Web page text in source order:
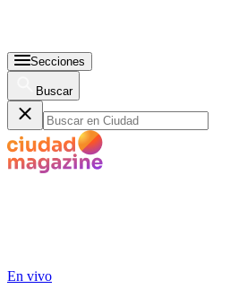
Secciones
Buscar
En vivo